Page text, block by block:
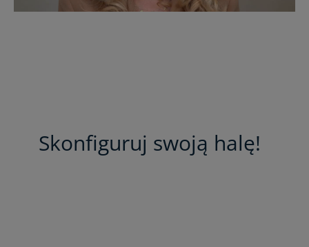
Skonfiguruj swoją halę!